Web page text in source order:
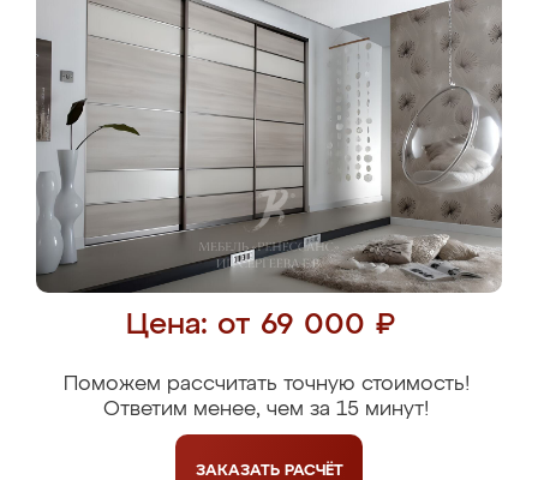
Цена: от 69 000 ₽
Поможем рассчитать точную стоимость!
Ответим менее, чем за 15 минут!
ЗАКАЗАТЬ РАСЧЁТ